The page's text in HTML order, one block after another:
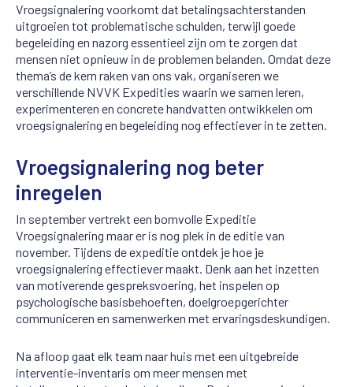
Vroegsignalering voorkomt dat betalingsachterstanden
uitgroeien tot problematische schulden, terwijl goede
begeleiding en nazorg essentieel zijn om te zorgen dat
mensen niet opnieuw in de problemen belanden. Omdat deze
thema’s de kern raken van ons vak, organiseren we
verschillende NVVK Expedities waarin we samen leren,
experimenteren en concrete handvatten ontwikkelen om
vroegsignalering en begeleiding nog effectiever in te zetten.
Vroegsignalering nog beter
inregelen
In september vertrekt een bomvolle Expeditie
Vroegsignalering maar er is nog plek in de editie van
november. Tijdens de expeditie ontdek je hoe je
vroegsignalering effectiever maakt. Denk aan het inzetten
van motiverende gespreksvoering, het inspelen op
psychologische basisbehoeften, doelgroepgerichter
communiceren en samenwerken met ervaringsdeskundigen.
Na afloop gaat elk team naar huis met een uitgebreide
interventie-inventaris om meer mensen met